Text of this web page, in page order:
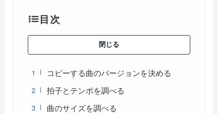
目次
閉じる
コピーする曲のバージョンを決める
拍子とテンポを調べる
曲のサイズを調べる